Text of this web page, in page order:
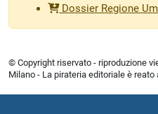
Dossier Regione
© Copyright riservato - riproduzione
Milano - La pirateria editoriale è